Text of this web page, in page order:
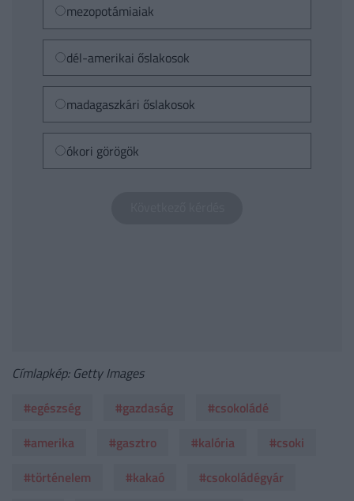
mezopotámiaiak
dél-amerikai őslakosok
madagaszkári őslakosok
ókori görögök
Címlapkép: Getty Images
#egészség
#gazdaság
#csokoládé
#amerika
#gasztro #kalória
#csoki
#történelem
#kakaó
#csokoládégyár